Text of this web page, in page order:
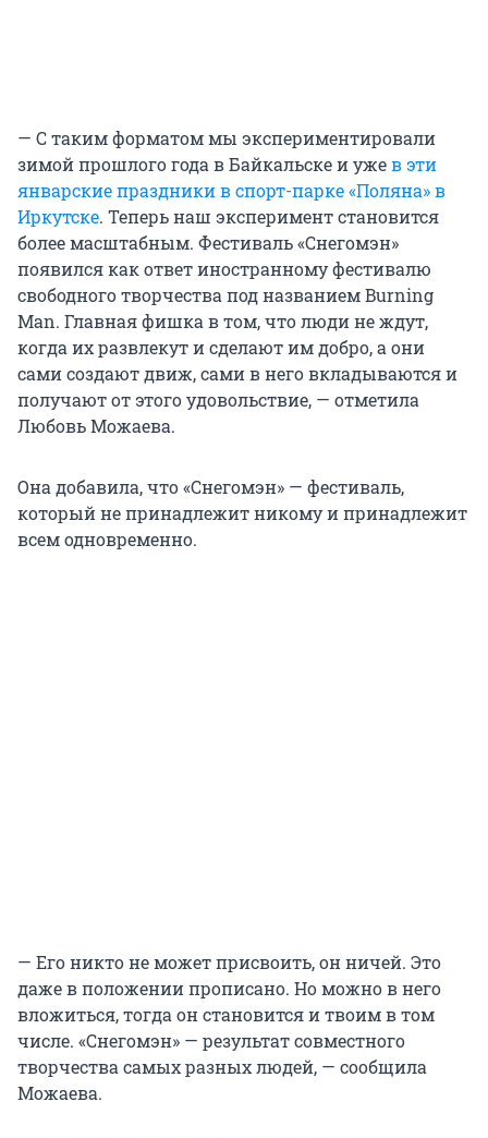
— С таким форматом мы экспериментировали
зимой прошлого года в Байкальске и ужев эти
январские праздники в спорт-парке «Поляна» в
Иркутске. Теперь наш эксперимент становится
более масштабным. Фестиваль «Снегомэн»
появился как ответ иностранному фестивалю
свободного творчества под названием Burning
Man. Главная фишка в том, что люди не ждут,
когда их развлекут и сделают им добро, а они
сами создают движ, сами в него вкладываются и
получают от этого удовольствие, — отметила
Любовь Можаева.
Она добавила, что «Снегомэн» — фестиваль,
который не принадлежит никому и принадлежит
всем одновременно.
— Его никто не может присвоить, он ничей. Это
даже в положении прописано. Но можно в него
вложиться, тогда он становится и твоим в том
числе. «Снегомэн» — результат совместного
творчества самых разных людей, — сообщила
Можаева.